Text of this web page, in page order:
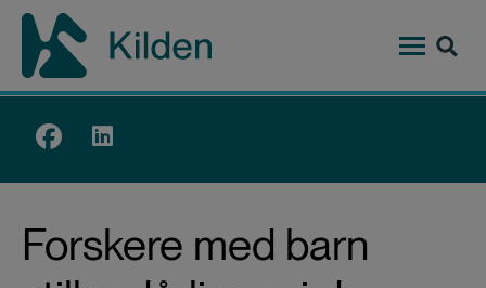
Hopp
hovedinnhold
Top
Forskere med barn